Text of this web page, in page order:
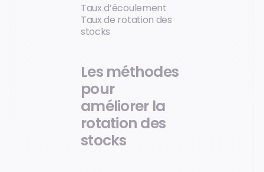
Taux d’écoulement
Taux de rotation des
stocks
Les méthodes
pour
améliorer la
rotation des
stocks